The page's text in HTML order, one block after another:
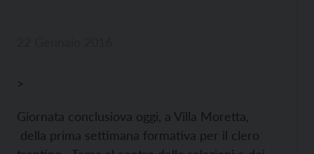
>
Giornata conclusiova oggi, a Villa Moretta,
della prima settimana formativa per il clero